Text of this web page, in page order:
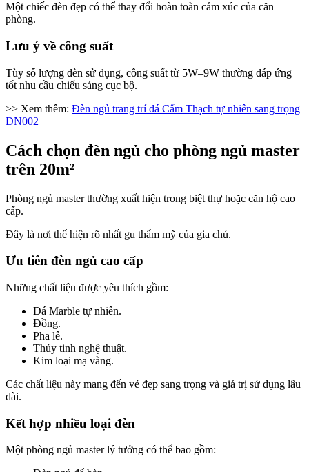
Một chiếc đèn đẹp có thể thay đổi hoàn toàn cảm xúc của căn
phòng.
Lưu ý về công suất
Tùy số lượng đèn sử dụng, công suất từ 5W–9W thường đáp ứng
tốt nhu cầu chiếu sáng cục bộ.
>> Xem thêm: Đèn ngủ trang trí đá Cẩm Thạch tự nhiên sang trọng
DN002
Cách chọn đèn ngủ cho phòng ngủ master
trên 20m²
Phòng ngủ master thường xuất hiện trong biệt thự hoặc căn hộ cao
cấp.
Đây là nơi thể hiện rõ nhất gu thẩm mỹ của gia chủ.
Ưu tiên đèn ngủ cao cấp
Những chất liệu được yêu thích gồm:
Đá Marble tự nhiên.
Đồng.
Pha lê.
Thủy tinh nghệ thuật.
Kim loại mạ vàng.
Các chất liệu này mang đến vẻ đẹp sang trọng và giá trị sử dụng lâu
dài.
Kết hợp nhiều loại đèn
Một phòng ngủ master lý tưởng có thể bao gồm: